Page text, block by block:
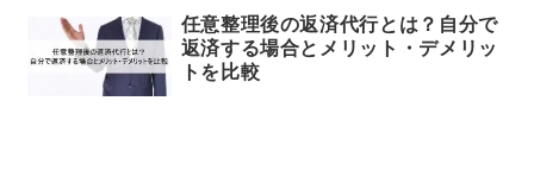
任意整理後の返済代行とは？自分で
返済する場合とメリット・デメリッ
トを比較